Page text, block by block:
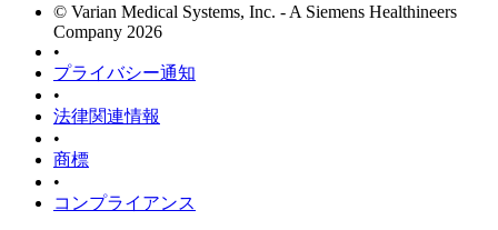
© Varian Medical Systems, Inc. - A Siemens Healthineers
Company 2026
•
プライバシー通知
•
法律関連情報
•
商標
•
コンプライアンス